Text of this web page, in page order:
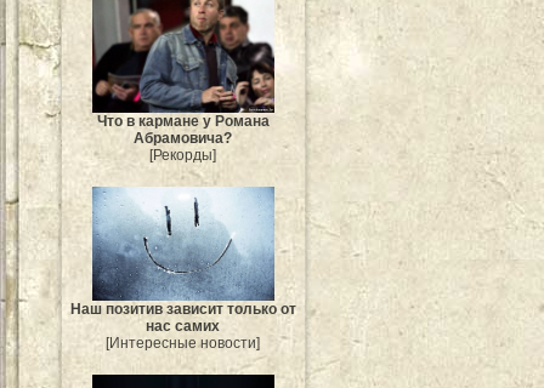
Что в кармане у Романа
Абрамовича?
[Рекорды]
Наш позитив зависит только от
нас самих
[Интересные новости]